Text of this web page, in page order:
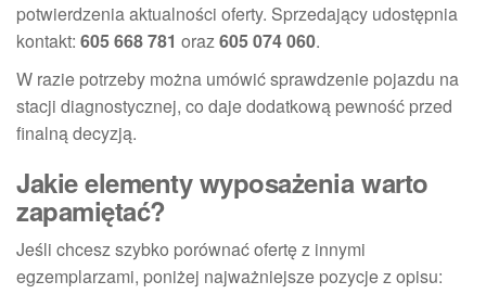
potwierdzenia aktualności oferty. Sprzedający udostępnia
kontakt: 605 668 781 oraz605 074 060.
W razie potrzeby można umówić sprawdzenie pojazdu na
stacji diagnostycznej, co daje dodatkową pewność przed
finalną decyzją.
Jakie elementy wyposażenia warto
zapamiętać?
Jeśli chcesz szybko porównać ofertę z innymi
egzemplarzami, poniżej najważniejsze pozycje z opisu: